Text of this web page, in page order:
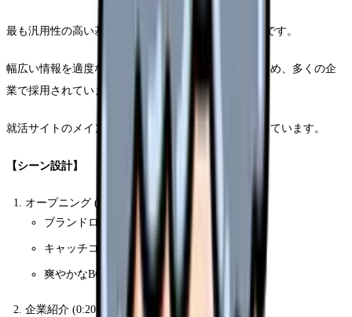
最も汎用性の高い基本構成モデルは、以下の3分構成です。
幅広い情報を適度なバランスで伝えることができるため、多くの企
業で採用されています。
就活サイトのメインビデオとしても最適な構成となっています。
【シーン設計】
オープニング (0:00-0:20)
ブランドロゴ表示
キャッチコピー
爽やかなBGM
企業紹介 (0:20-1:00)